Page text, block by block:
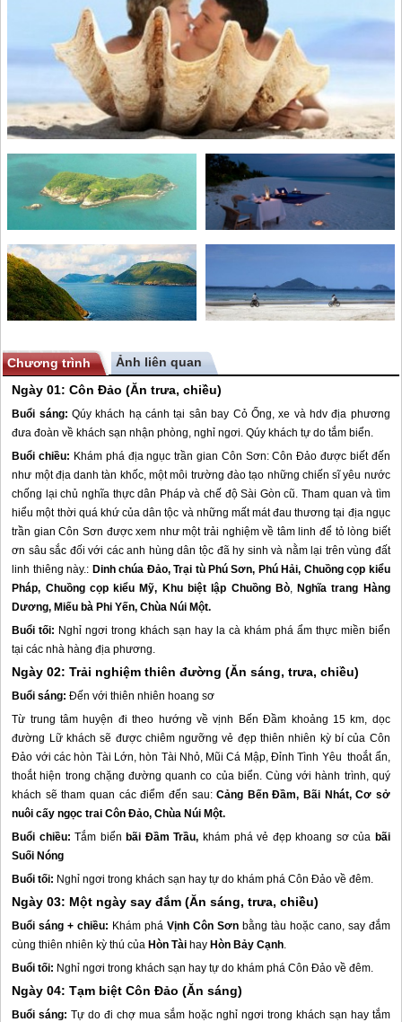
Chương trình
Ảnh liên quan
Ngày 01:Côn Đảo (Ăn trưa, chiều)
Buổi sáng: Qúy khách hạ cánh tại sân bay Cỏ Ống, xe và hdv địa phương
đưa đoàn về khách sạn nhận phòng, nghỉ ngơi. Qúy khách tự do tắm biển.
Buổi chiều: Khám phá địa ngục trần gian Côn Sơn:Côn Đảo được biết đến
như một địa danh tàn khốc, một môi trường đào tạo những chiến sĩ yêu nước
chống lại chủ nghĩa thực dân Pháp và chế độ Sài Gòn cũ. Tham quan và tìm
hiểu một thời quá khứ của dân tộc và những mất mát đau thương tại địa ngục
trần gian Côn Sơn được xem như một trải nghiệm về tâm linh để tỏ lòng biết
ơn sâu sắc đối với các anh hùng dân tộc đã hy sinh và nằm lại trên vùng đất
linh thiêng này.: Dinh chúa Đảo,Trại tù Phú Sơn, Phú Hải, Chuồng cọp kiểu
Pháp, Chuồng cọp kiểu Mỹ, Khu biệt lập Chuồng Bò, Nghĩa trang Hàng
Dương, Miếu bà Phi Yến, Chùa Núi Một.
Buổi tối: Nghỉ ngơi trong khách sạn hay la cà khám phá ẩm thực miền biển
tại các nhà hàng địa phương.
Ngày 02: Trải nghiệm thiên đường (Ăn sáng, trưa, chiều)
Buổi sáng:Đến với thiên nhiên hoang sơ
Từ trung tâm huyện đi theo hướng về vịnh Bến Đầm khoảng 15 km, dọc
đường Lữ khách sẽ được chiêm ngưỡng vẻ đẹp thiên nhiên kỳ bí của Côn
Đảo với các hòn Tài Lớn, hòn Tài Nhỏ, Mũi Cá Mập, Đỉnh Tình Yêu thoắt ẩn,
thoắt hiện trong chặng đường quanh co của biển. Cùng với hành trình, quý
khách sẽ tham quan các điểm đến sau: Cảng Bến Đầm, Bãi Nhát,Cơ sở
nuôi cấy ngọc traiCôn Đảo,Chùa Núi Một.
Buổi chiều:Tắm biển bãi Đầm Trầu, khám phá vẻ đẹp khoang sơ của bãi
Suối Nóng
Buổi tối: Nghỉ ngơi trong khách sạn hay tự do khám pháCôn Đảo về đêm.
Ngày 03: Một ngày say đắm (Ăn sáng, trưa, chiều)
Buổi sáng + chiều: Khám pháVịnh Côn Sơn bằng tàu hoặc cano, say đắm
cùng thiên nhiên kỳ thú của Hòn Tài hay Hòn Bảy Cạnh.
Buổi tối: Nghỉ ngơi trong khách sạn hay tự do khám pháCôn Đảo về đêm.
Ngày 04: Tạm biệtCôn Đảo (Ăn sáng)
Buổi sáng: Tự do đi chợ mua sắm hoặc nghỉ ngơi trong khách sạn hay tắm